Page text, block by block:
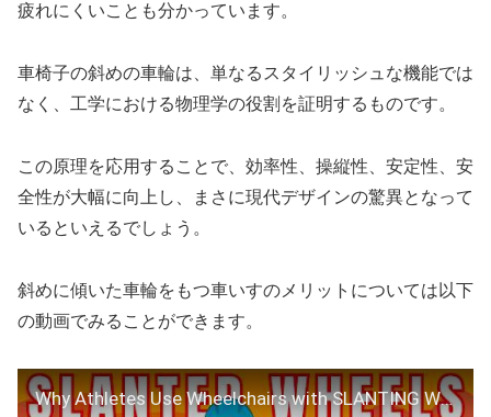
疲れにくいことも分かっています。
車椅子の斜めの車輪は、単なるスタイリッシュな機能では
なく、工学における物理学の役割を証明するものです。
この原理を応用することで、効率性、操縦性、安定性、安
全性が大幅に向上し、まさに現代デザインの驚異となって
いるといえるでしょう。
斜めに傾いた車輪をもつ車いすのメリットについては以下
の動画でみることができます。
Why Athletes Use Wheelchairs with SLANTING Wheels?